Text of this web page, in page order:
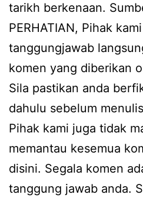
tarikh berkenaan.
PERHATIAN, Pihak
tanggungjawab
komen yang diberikan
Sila pastikan anda
dahulu sebelum
Pihak kami juga tidak
memantau kesemua
disini. Segala komen
tanggung jawab anda.